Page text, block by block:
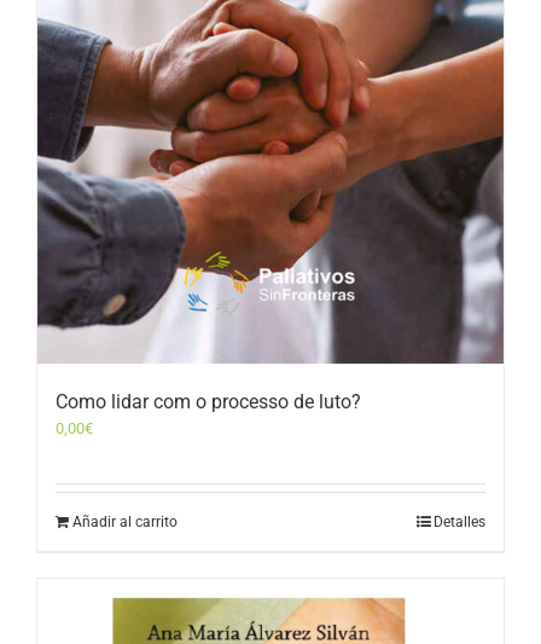
Como lidar com o processo de luto?
0,00€
Añadir al carrito Detalles